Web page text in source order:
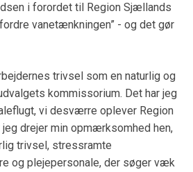
i forordet til Region Sjællands
vanetænkningen” - og det gør
trivsel som en naturlig og
kommissorium. Det har jeg
vi desværre oplever Region
drejer min opmærksomhed hen,
trivsel, stressramte
og plejepersonale, der søger væk